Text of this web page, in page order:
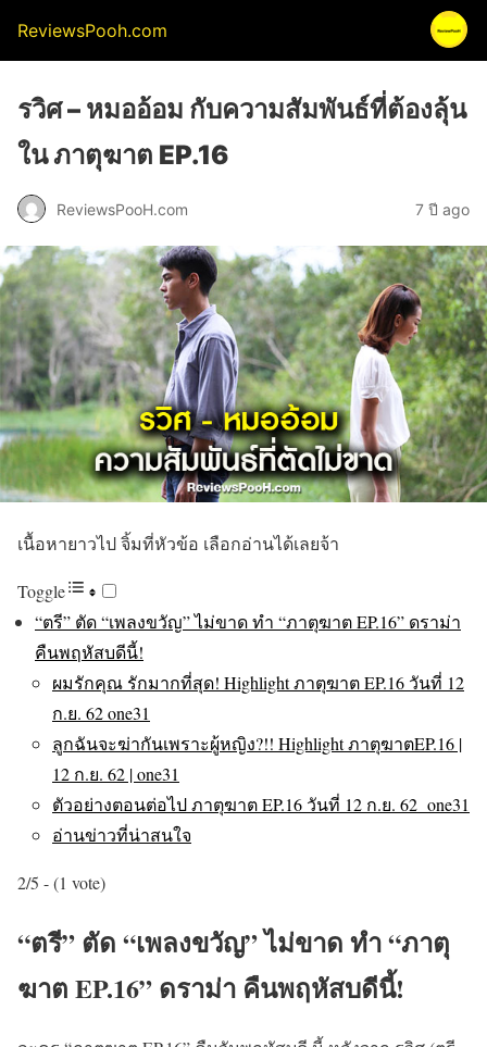
ReviewsPooh.com
รวิศ – หมออ้อม กับความสัมพันธ์ที่ต้องลุ้น
ใน ภาตุฆาต EP.16
ReviewsPooH.com 7 ปี ago
เนื้อหายาวไป จิ้มที่หัวข้อ เลือกอ่านได้เลยจ้า
Toggle
“ตรี” ตัด “เพลงขวัญ” ไม่ขาด ทำ “ภาตุฆาต EP.16” ดราม่า
คืนพฤหัสบดีนี้!
ผมรักคุณ รักมากที่สุด! Highlight ภาตุฆาต EP.16 วันที่ 12
ก.ย. 62 one31
ลูกฉันจะฆ่ากันเพราะผู้หญิง?!! Highlight ภาตุฆาตEP.16 |
12 ก.ย. 62 | one31
ตัวอย่างตอนต่อไป ภาตุฆาต EP.16 วันที่ 12 ก.ย. 62 one31
อ่านข่าวที่น่าสนใจ
2/5 - (1 vote)
“ตรี” ตัด “เพลงขวัญ” ไม่ขาด ทำ “ภาตุ
ฆาต EP.16” ดราม่า คืนพฤหัสบดีนี้!